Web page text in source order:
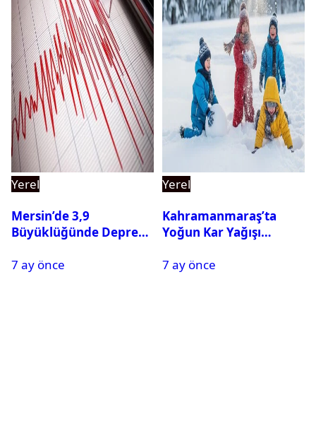
Yerel
Mersin’de 3,9
Büyüklüğünde Deprem
7 ay önce
Yerel
Kahramanmaraş’ta
Yoğun Kar Yağışı
Tatil
7 ay önce